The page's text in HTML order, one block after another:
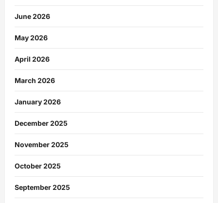
June 2026
May 2026
April 2026
March 2026
January 2026
December 2025
November 2025
October 2025
September 2025